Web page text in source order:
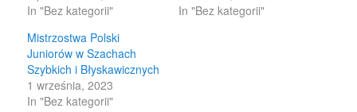
In "Bez kategorii"
In "Bez kategorii"
Mistrzostwa Polski
Juniorów w Szachach
Szybkich i Błyskawicznych
1 września, 2023
In "Bez kategorii"